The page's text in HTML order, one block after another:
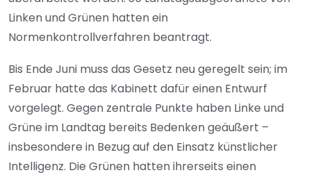
Linken und Grünen hatten ein
Normenkontrollverfahren beantragt.
Bis Ende Juni muss das Gesetz neu geregelt sein; im
Februar hatte das Kabinett dafür einen Entwurf
vorgelegt. Gegen zentrale Punkte haben Linke und
Grüne im Landtag bereits Bedenken geäußert –
insbesondere in Bezug auf den Einsatz künstlicher
Intelligenz. Die Grünen hatten ihrerseits einen